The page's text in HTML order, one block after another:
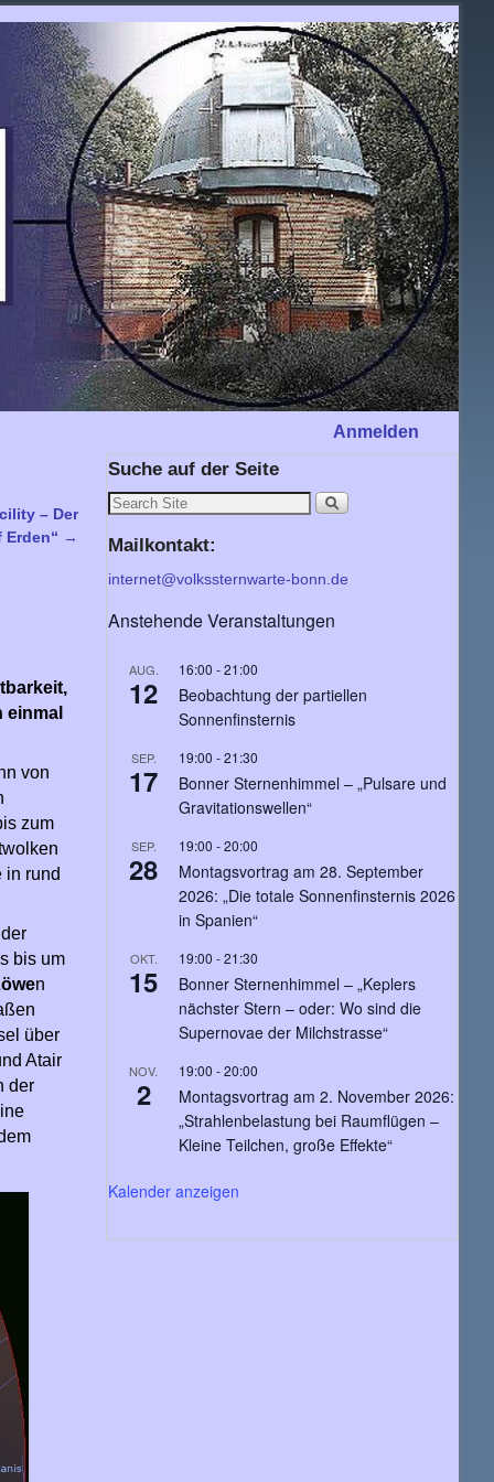
Anmelden
– Der
Erden“ →
von
zum
in rund
bis um
n
über
Atair
der
Suche auf der Seite
Mailkontakt:
internet@volkssternwarte-bonn.de
Anstehende Veranstaltungen
AUG.
12
16:00 -21:00
Beobachtung der partiellen
Sonnenfinsternis
SEP.
17
19:00 -21:30
Bonner Sternenhimmel – „Pulsare und
Gravitationswellen“
SEP.
28
19:00 -20:00
Montagsvortrag am 28. September
2026: „Die totale Sonnenfinsternis 2026
in Spanien“
OKT.
15
19:00 -21:30
Bonner Sternenhimmel – „Keplers
nächster Stern – oder: Wo sind die
Supernovae der Milchstrasse“
NOV.
2
19:00 -20:00
Montagsvortrag am 2. November 2026:
„Strahlenbelastung bei Raumflügen –
Kleine Teilchen, große Effekte“
Kalender anzeigen